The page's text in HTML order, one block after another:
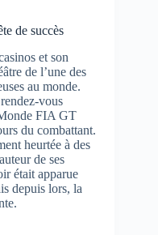
de succès
et son
de l’une des
au monde.
vous
FIA GT
du combattant.
heurtée à des
de ses
était apparue
depuis lors, la